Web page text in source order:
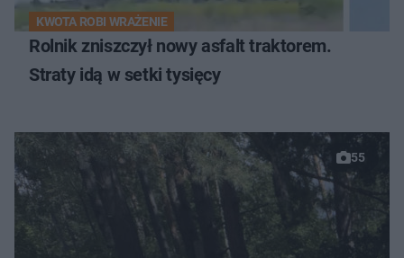
KWOTA ROBI WRAŻENIE
Rolnik zniszczył nowy asfalt traktorem.
Straty idą w setki tysięcy
55